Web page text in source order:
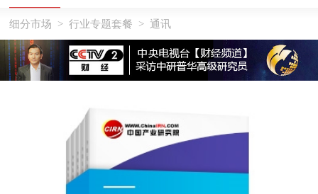
细分市场 > 行业专题套餐 > 通讯